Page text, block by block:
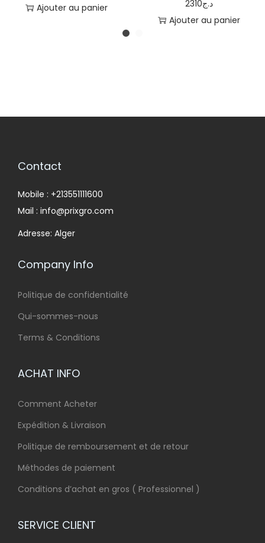
Ajouter au panier
2310د.ج
Ajouter au panier
Contact
Mobile : +213551111600
Mail : info@prixgro.com
Adresse: Alger
Company Info
Politique de confidentialité
Qui-sommes-nous
Terms & Conditions
ACHAT INFO
Comment Acheter
Expédition & Livraison
Politique de remboursement et de retour
Méthodes de paiement
Conditions d’achat en gros ( Professionnel )
SERVICE CLIENT